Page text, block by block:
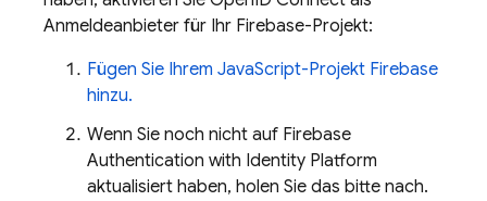
Anmeldeanbieter für Ihr Firebase-Projekt:
Fügen Sie Ihrem JavaScript-Projekt Firebase
hinzu.
Wenn Sie noch nicht auf Firebase
Authentication with Identity Platform
aktualisiert haben, holen Sie das bitte nach.